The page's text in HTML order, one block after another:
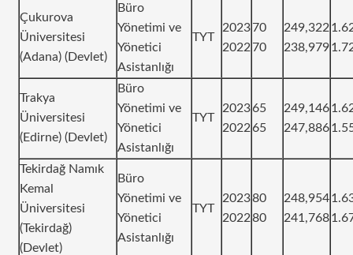
Çukurova
Üniversitesi
(Adana) (Devlet)
Büro
Yönetimi ve
Yönetici
Asistanlığı
TYT
2023
2022
70
70
249,322
238,979
Trakya
Üniversitesi
(Edirne) (Devlet)
Büro
Yönetimi ve
Yönetici
Asistanlığı
TYT
2023
2022
65
65
249,146
247,886
Tekirdağ Namık
Kemal
Üniversitesi
(Tekirdağ)
(Devlet)
Büro
Yönetimi ve
Yönetici
Asistanlığı
TYT
2023
2022
80
80
248,954
241,768